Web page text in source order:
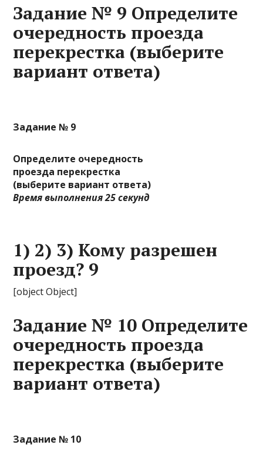
Задание № 9 Определите
очередность проезда
перекрестка (выберите
вариант ответа)
Задание № 9
Определите очередность
проезда перекрестка
(выберите вариант ответа)
Время выполнения 25 секунд
1) 2) 3) Кому разрешен
проезд? 9
[object Object]
Задание № 10 Определите
очередность проезда
перекрестка (выберите
вариант ответа)
Задание № 10